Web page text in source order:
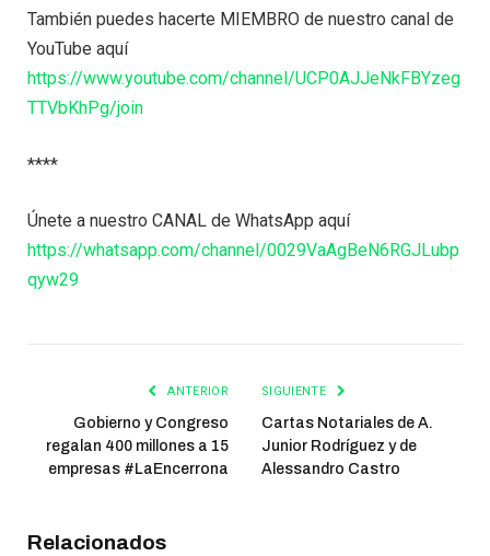
También puedes hacerte MIEMBRO de nuestro canal de
YouTube aquí
https://www.youtube.com/channel/UCP0AJJeNkFBYzeg
TTVbKhPg/join
****
Únete a nuestro CANAL de WhatsApp aquí
https://whatsapp.com/channel/0029VaAgBeN6RGJLubp
qyw29
ANTERIOR
Gobierno y Congreso
regalan 400 millones a 15
empresas #LaEncerrona
SIGUIENTE
Cartas Notariales de A.
Junior Rodríguez y de
Alessandro Castro
Relacionados